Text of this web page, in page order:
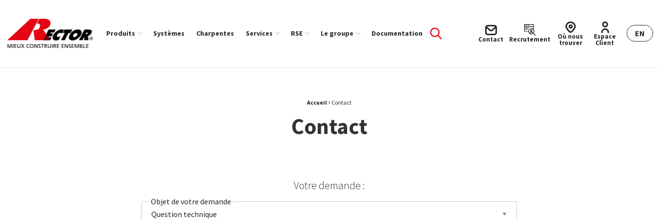
Rector Mieux construire ensemble
Produits Systèmes Charpentes Services RSE Le groupe Documentation
Contact Recrutement Où nous
trouver
Espace
Client
EN
Accueil › Contact
Contact
Votre demande :
Objet de votre demande